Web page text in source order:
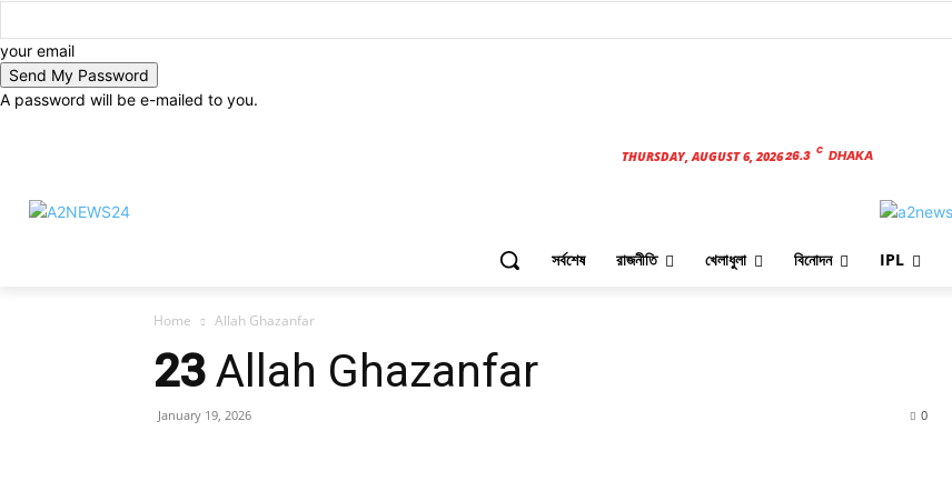
your email
A password will be e-mailed to you.
THURSDAY, AUGUST 6, 202626.3 C DHAKA
সর্বশেষ রাজনীতি খেলাধুলা বিনোদন IPL
Home Allah Ghazanfar
23Allah Ghazanfar
January 19, 2026 0